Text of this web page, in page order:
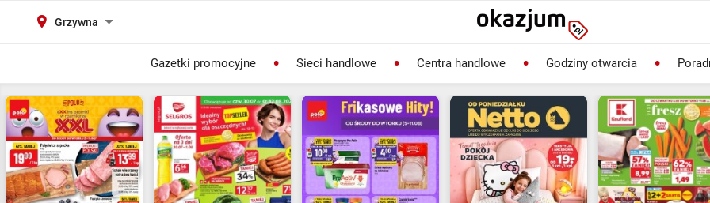
Grzywna
Gazetki promocyjne Sieci handlowe Centra handlowe Godziny otwarcia